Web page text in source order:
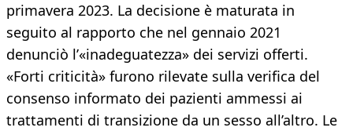
primavera 2023. La decisione è maturata in
seguito al rapporto che nel gennaio 2021
denunciò l’«inadeguatezza» dei servizi offerti.
«Forti criticità» furono rilevate sulla verifica del
consenso informato dei pazienti ammessi ai
trattamenti di transizione da un sesso all’altro. Le